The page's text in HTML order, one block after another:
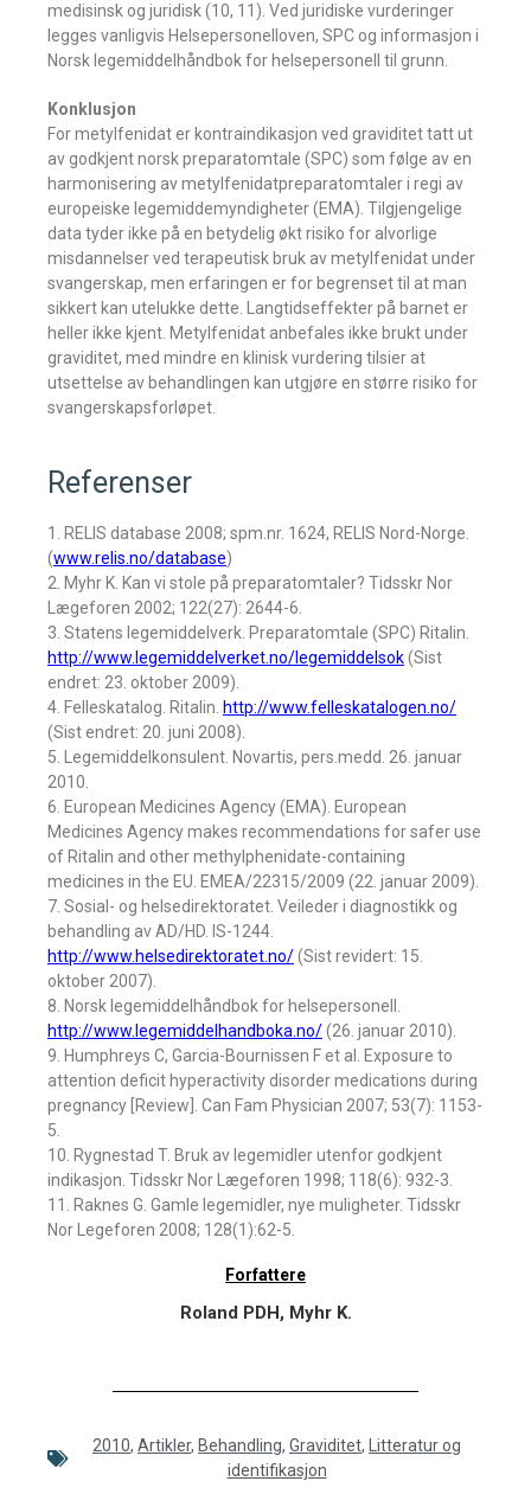
medisinsk og juridisk (10, 11). Ved juridiske vurderinger
legges vanligvis Helsepersonelloven, SPC og informasjon i
Norsk legemiddelhåndbok for helsepersonell til grunn.
Konklusjon
For metylfenidat er kontraindikasjon ved graviditet tatt ut
av godkjent norsk preparatomtale (SPC) som følge av en
harmonisering av metylfenidatpreparatomtaler i regi av
europeiske legemiddemyndigheter (EMA). Tilgjengelige
data tyder ikke på en betydelig økt risiko for alvorlige
misdannelser ved terapeutisk bruk av metylfenidat under
svangerskap, men erfaringen er for begrenset til at man
sikkert kan utelukke dette. Langtidseffekter på barnet er
heller ikke kjent. Metylfenidat anbefales ikke brukt under
graviditet, med mindre en klinisk vurdering tilsier at
utsettelse av behandlingen kan utgjøre en større risiko for
svangerskapsforløpet.
Referenser
1. RELIS database 2008; spm.nr. 1624, RELIS Nord-Norge.
(www.relis.no/database)
2. Myhr K. Kan vi stole på preparatomtaler? Tidsskr Nor
Lægeforen 2002; 122(27): 2644-6.
3. Statens legemiddelverk. Preparatomtale (SPC) Ritalin.
http://www.legemiddelverket.no/legemiddelsok(Sist
endret: 23. oktober 2009).
4. Felleskatalog. Ritalin. http://www.felleskatalogen.no/
(Sist endret: 20. juni 2008).
5. Legemiddelkonsulent. Novartis, pers.medd. 26. januar
2010.
6. European Medicines Agency (EMA). European
Medicines Agency makes recommendations for safer use
of Ritalin and other methylphenidate-containing
medicines in the EU. EMEA/22315/2009 (22. januar 2009).
7. Sosial- og helsedirektoratet. Veileder i diagnostikk og
behandling av AD/HD. IS-1244.
http://www.helsedirektoratet.no/(Sist revidert: 15.
oktober 2007).
8. Norsk legemiddelhåndbok for helsepersonell.
http://www.legemiddelhandboka.no/(26. januar 2010).
9. Humphreys C, Garcia-Bournissen F et al. Exposure to
attention deficit hyperactivity disorder medications during
pregnancy [Review]. Can Fam Physician 2007; 53(7): 1153-
5.
10. Rygnestad T. Bruk av legemidler utenfor godkjent
indikasjon. Tidsskr Nor Lægeforen 1998; 118(6): 932-3.
11. Raknes G. Gamle legemidler, nye muligheter. Tidsskr
Nor Legeforen 2008; 128(1):62-5.
Forfattere
Roland PDH, Myhr K.
2010, Artikler, Behandling, Graviditet,
Litteratur og
identifikasjon